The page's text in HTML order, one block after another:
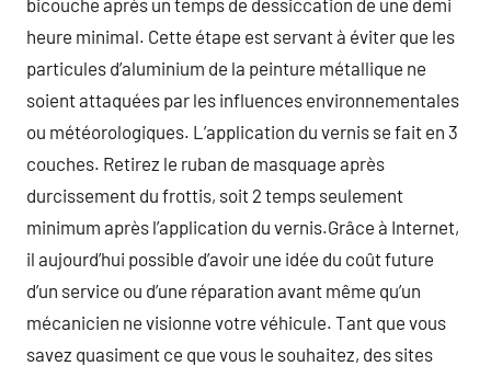
bicouche après un temps de dessiccation de une demi
heure minimal. Cette étape est servant à éviter que les
particules d’aluminium de la peinture métallique ne
soient attaquées par les influences environnementales
ou météorologiques. L’application du vernis se fait en 3
couches. Retirez le ruban de masquage après
durcissement du frottis, soit 2 temps seulement
minimum après l’application du vernis.Grâce à Internet,
il aujourd’hui possible d’avoir une idée du coût future
d’un service ou d’une réparation avant même qu’un
mécanicien ne visionne votre véhicule. Tant que vous
savez quasiment ce que vous le souhaitez, des sites